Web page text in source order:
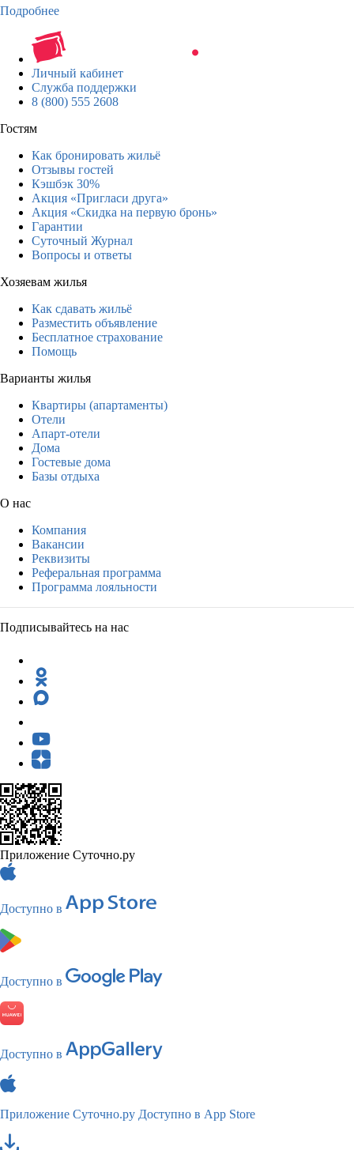
Подробнее
Личный кабинет
Служба поддержки
8 (800) 555 2608
Гостям
Как бронировать жильё
Отзывы гостей
Кэшбэк 30%
Акция «Пригласи друга»
Акция «Скидка на первую бронь»
Гарантии
Суточный Журнал
Вопросы и ответы
Хозяевам жилья
Как сдавать жильё
Разместить объявление
Бесплатное страхование
Помощь
Варианты жилья
Квартиры (апартаменты)
Отели
Апарт-отели
Дома
Гостевые дома
Базы отдыха
О нас
Компания
Вакансии
Реквизиты
Реферальная программа
Программа лояльности
Подписывайтесь на нас
Приложение Суточно.ру
Доступно в
Доступно в
Доступно в
Приложение Суточно.ру Доступно в App Store